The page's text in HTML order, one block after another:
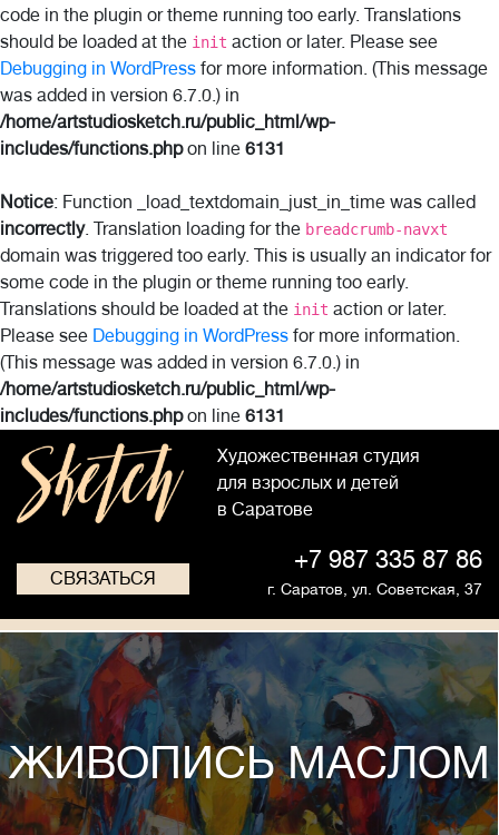
code in the plugin or theme running too early. Translations
should be loaded at the init action or later. Please see
Debugging in WordPress for more information. (This message
was added in version 6.7.0.) in
/home/artstudiosketch.ru/public_html/wp-
includes/functions.phpon line 6131
Notice: Function _load_textdomain_just_in_time was called
incorrectly. Translation loading for the breadcrumb-navxt
domain was triggered too early. This is usually an indicator for
some code in the plugin or theme running too early.
Translations should be loaded at the init action or later.
Please see Debugging in WordPress for more information.
(This message was added in version 6.7.0.) in
/home/artstudiosketch.ru/public_html/wp-
includes/functions.phpon line 6131
Художественная студия
для взрослых и детей
в Саратове
СВЯЗАТЬСЯ
+7 987 335 87 86
г. Саратов, ул. Советская, 37
ЖИВОПИСЬ МАСЛОМ